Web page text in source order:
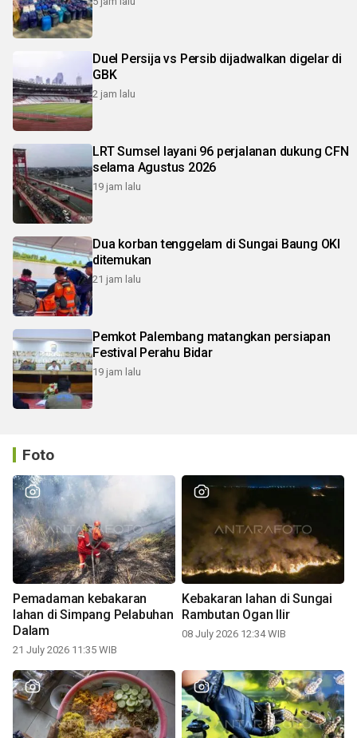
Duel Persija vs Persib dijadwalkan digelar di
GBK
2 jam lalu
LRT Sumsel layani 96 perjalanan dukung CFN
selama Agustus 2026
19 jam lalu
Dua korban tenggelam di Sungai Baung OKI
ditemukan
21 jam lalu
Pemkot Palembang matangkan persiapan
Festival Perahu Bidar
19 jam lalu
Foto
Pemadaman kebakaran
lahan di Simpang Pelabuhan
Dalam
21 July 2026 11:35 WIB
Kebakaran lahan di Sungai
Rambutan Ogan Ilir
08 July 2026 12:34 WIB